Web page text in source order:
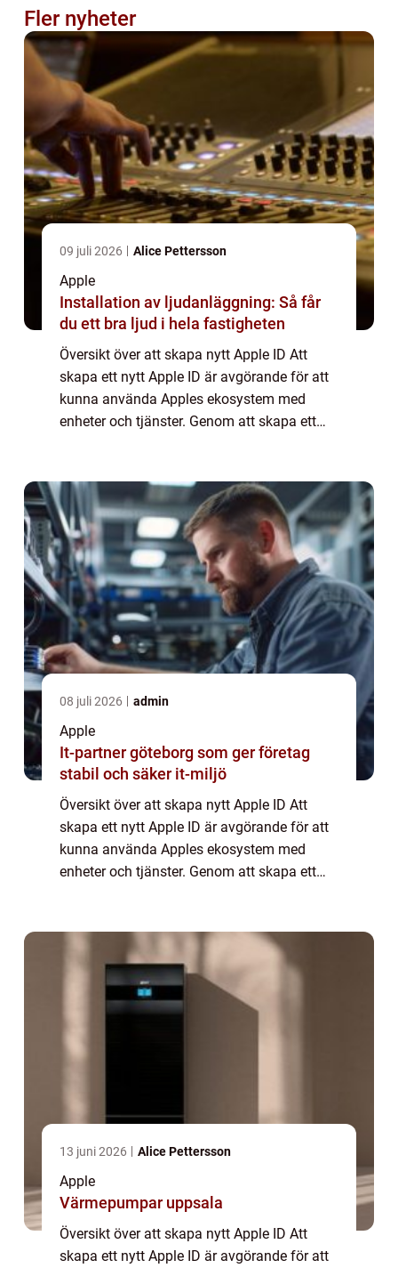
Fler nyheter
09 juli 2026 Alice Pettersson
Apple
Installation av ljudanläggning: Så får
du ett bra ljud i hela fastigheten
Översikt över att skapa nytt Apple ID Att
skapa ett nytt Apple ID är avgörande för att
kunna använda Apples ekosystem med
enheter och tjänster. Genom att skapa ett
myc...
08 juli 2026 admin
Apple
It-partner göteborg som ger företag
stabil och säker it-miljö
Översikt över att skapa nytt Apple ID Att
skapa ett nytt Apple ID är avgörande för att
kunna använda Apples ekosystem med
enheter och tjänster. Genom att skapa ett
13 juni 2026 Alice Pettersson
Apple
Värmepumpar uppsala
Översikt över att skapa nytt Apple ID Att
skapa ett nytt Apple ID är avgörande för att